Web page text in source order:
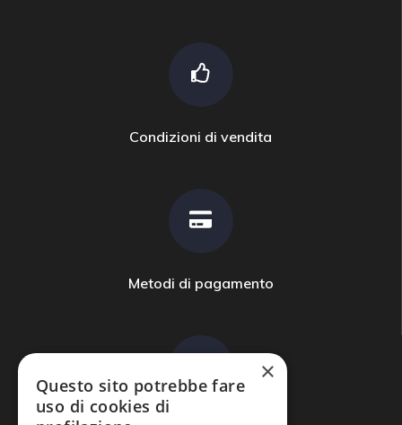
Condizioni di vendita
Metodi di pagamento
×
Questo sito potrebbe fare
uso di cookies di